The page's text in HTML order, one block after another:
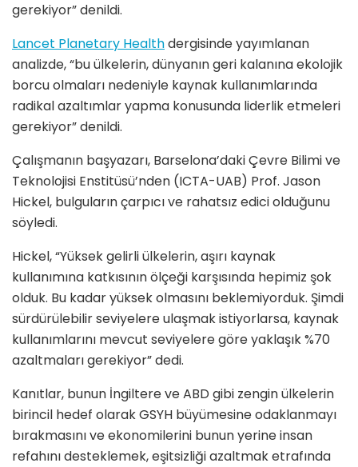
gerekiyor” denildi.
Lancet Planetary Healthdergisinde yayımlanan
analizde, “bu ülkelerin, dünyanın geri kalanına ekolojik
borcu olmaları nedeniyle kaynak kullanımlarında
radikal azaltımlar yapma konusunda liderlik etmeleri
gerekiyor” denildi.
Çalışmanın başyazarı, Barselona’daki Çevre Bilimi ve
Teknolojisi Enstitüsü’nden (ICTA-UAB) Prof. Jason
Hickel, bulguların çarpıcı ve rahatsız edici olduğunu
söyledi.
Hickel, “Yüksek gelirli ülkelerin, aşırı kaynak
kullanımına katkısının ölçeği karşısında hepimiz şok
olduk. Bu kadar yüksek olmasını beklemiyorduk. Şimdi
sürdürülebilir seviyelere ulaşmak istiyorlarsa, kaynak
kullanımlarını mevcut seviyelere göre yaklaşık %70
azaltmaları gerekiyor” dedi.
Kanıtlar, bunun İngiltere ve ABD gibi zengin ülkelerin
birincil hedef olarak GSYH büyümesine odaklanmayı
bırakmasını ve ekonomilerini bunun yerine insan
refahını desteklemek, eşitsizliği azaltmak etrafında